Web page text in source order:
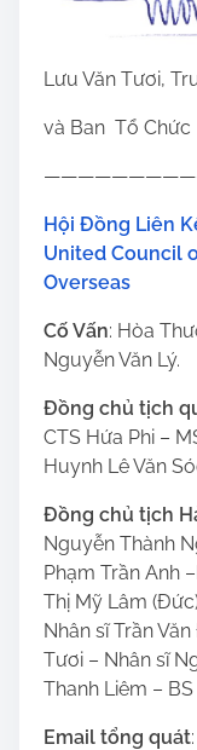
Lưu Văn Tươi,
và Ban Tổ Chức
Hội Đồng Liên
United Council
Overseas
Cố Vấn: Hòa
Nguyễn Văn Lý.
Đồng chủ tịch
CTS Hứa Phi –
Huynh Lê Văn
Đồng chủ tịch
Nguyễn Thành
Phạm Trần Anh
Thị Mỹ Lâm
Nhân sĩ Trần
Tươi – Nhân sĩ
Thanh Liêm –
Email tổng quát: